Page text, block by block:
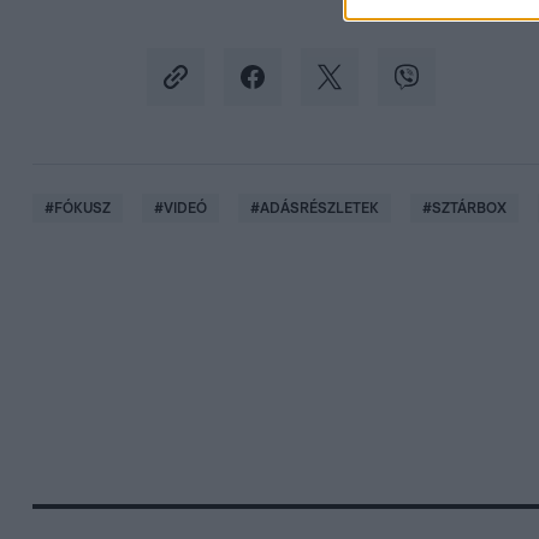
#FÓKUSZ #VIDEÓ #ADÁSRÉSZLETEK #SZTÁRBOX